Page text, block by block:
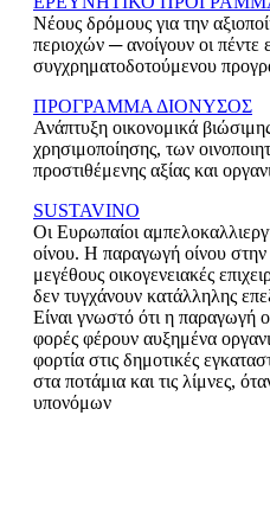
Νέους δρόμους για την
περιοχών ─ ανοίγουν οι πέντε
συγχρηματοδοτούμενου
ΠΡΟΓΡΑΜΜΑ ΔΙΟΝΥΣΟΣ
Ανάπτυξη οικονομικά
χρησιμοποίησης, των
προστιθέμενης αξίας και
SUSTAVINO
Οι Ευρωπαίοι
οίνου. Η παραγωγή οίνου στην
μεγέθους οικογενειακές
δεν τυγχάνουν κατάλληλης
Είναι γνωστό ότι η παραγωγή
φορές φέρουν αυξημένα
φορτία στις δημοτικές
στα ποτάμια και τις λίμνες,
υπονόμων